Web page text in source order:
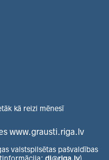
kā reizi mēnesī
www.grausti.riga.lv
valstspilsētas pašvaldības
di@riga.lv).